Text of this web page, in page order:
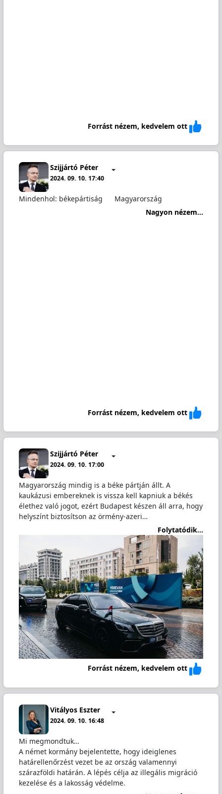
Forrást nézem, kedvelem ott
Szijjártó Péter
2024. 09. 10. 17:40
Mindenhol: békepártiság
Magyarország
Nagyon nézem...
Forrást nézem, kedvelem ott
Szijjártó Péter
2024. 09. 10. 17:00
Magyarország mindig is a béke pártján állt. A
kaukázusi embereknek is vissza kell kapniuk a békés
élethez való jogot, ezért Budapest készen áll arra, hogy
helyszínt biztosítson az örmény-azeri…
Folytatódik...
Forrást nézem, kedvelem ott
Vitályos Eszter
2024. 09. 10. 16:48
Mi megmondtuk…
A német kormány bejelentette, hogy ideiglenes
határellenőrzést vezet be az ország valamennyi
szárazföldi határán. A lépés célja az illegális migráció
kezelése és a lakosság védelme.